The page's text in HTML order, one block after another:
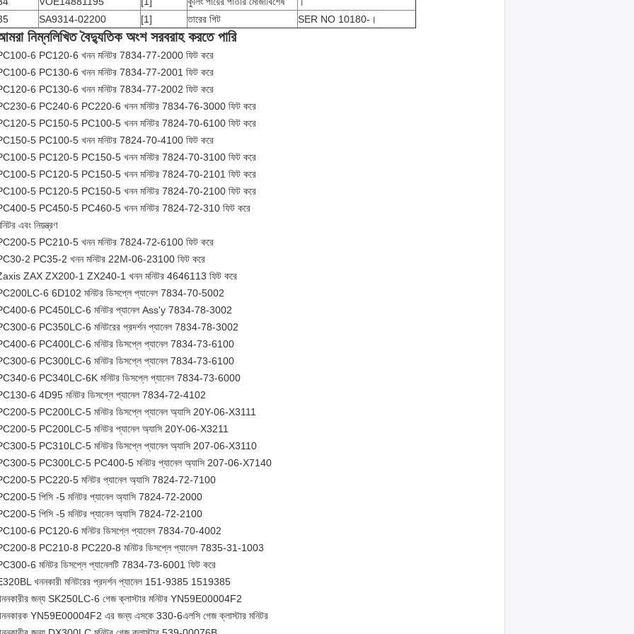
SA9314-02200 [1] তারের গিট SER NO 10180-।
নিম্নলিখিত বৈদ্যুতিক অংশ সরবরাহ করতে পারি
6 PC120-6 খনন মনিটর 7834-77-2000 ফিট করে
6 PC130-6 খনন মনিটর 7834-77-2001 ফিট করে
6 PC130-6 খনন মনিটর 7834-77-2002 ফিট করে
6 PC240-6 PC220-6 খনন মনিটর 7834-76-3000 ফিট করে
5 PC150-5 PC100-5 খনন মনিটর 7824-70-6100 ফিট করে
5 PC100-5 খনন মনিটর 7824-70-4100 ফিট করে
5 PC120-5 PC150-5 খনন মনিটর 7824-70-3100 ফিট করে
5 PC120-5 PC150-5 খনন মনিটর 7824-70-2101 ফিট করে
5 PC120-5 PC150-5 খনন মনিটর 7824-70-2100 ফিট করে
5 PC450-5 PC460-5 খনন মনিটর 7824-72-310 ফিট করে
এবং নিয়ন্ত্রণ
5 PC210-5 খনন মনিটর 7824-72-6100 ফিট করে
2 PC35-2 খনন মনিটর 22M-06-23100 ফিট করে
ZAX ZX200-1 ZX240-1 খনন মনিটর 4646113 ফিট করে
6 6D102 মনিটর ডিসপ্লে প্যানেল 7834-70-5002
6 PC450LC-6 মনিটর প্যানেল Ass'y 7834-78-3002
6 PC350LC-6 মনিটরের প্রদর্শন প্যানেল 7834-78-3002
6 PC400LC-6 মনিটর ডিসপ্লে প্যানেল 7834-73-6100
6 PC300LC-6 মনিটর ডিসপ্লে প্যানেল 7834-73-6100
6 PC340LC-6K মনিটর ডিসপ্লে প্যানেল 7834-73-6000
6 4D95 মনিটর ডিসপ্লে প্যানেল 7834-72-4102
5 PC200LC-5 মনিটর ডিসপ্লে প্যানেল অ্যাসি 20Y-06-X3111
5 PC200LC-5 মনিটর প্যানেল অ্যাসি 20Y-06-X3211
5 PC310LC-5 মনিটর ডিসপ্লে প্যানেল অ্যাসি 207-06-X3110
5 PC300LC-5 PC400-5 মনিটর প্যানেল অ্যাসি 207-06-X7140
5 PC220-5 মনিটর প্যানেল অ্যাসি 7824-72-7100
5 পিসি -5 মনিটর প্যানেল অ্যাসি 7824-72-2000
5 পিসি -5 মনিটর প্যানেল অ্যাসি 7824-72-2100
6 PC120-6 মনিটর ডিসপ্লে প্যানেল 7834-70-4002
8 PC210-8 PC220-8 মনিটর ডিসপ্লে প্যানেল 7835-31-1003
6 মনিটর ডিসপ্লে প্যানেলটি 7834-73-6001 ফিট করে
খননকারী মনিটরের প্রদর্শন প্যানেল 151-9385 1519385
জন্য SK250LC-6 গেজ ক্লাস্টার মনিটর YN59E00004F2
YN59E00004F2 এর জন্য এসকে 330-6এলসি গেজ ক্লাস্টার মনিটর